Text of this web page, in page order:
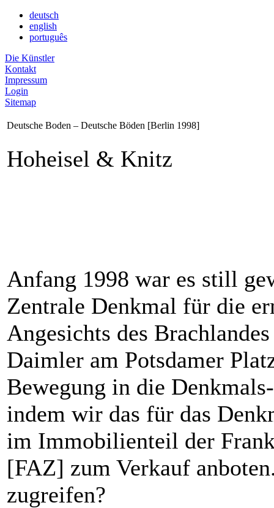
deutsch
english
português
Die Künstler
Kontakt
Impressum
Login
Sitemap
Deutsche Boden – Deutsche Böden [Berlin 1998]
Hoheisel & Knitz
Anfang 1998 war es still
Zentrale Denkmal für die
Angesichts des
Daimler am Potsdamer
Bewegung in die
indem wir das für das
im Immobilienteil der
[FAZ] zum Verkauf
zugreifen?